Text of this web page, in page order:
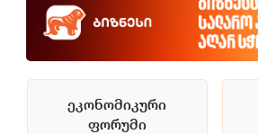
ეკონომიკური
ფორუმი